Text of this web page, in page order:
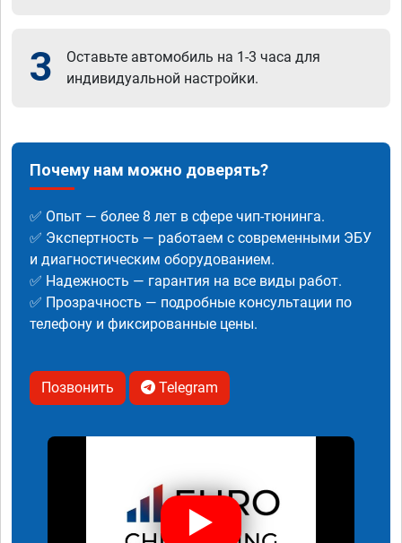
3
Оставьте автомобиль на 1-3 часа для
индивидуальной настройки.
Почему нам можно доверять?
✅ Опыт — более 8 лет в сфере чип-тюнинга.
✅ Экспертность — работаем с современными ЭБУ
и диагностическим оборудованием.
✅ Надежность — гарантия на все виды работ.
✅ Прозрачность — подробные консультации по
телефону и фиксированные цены.
Позвонить Telegram